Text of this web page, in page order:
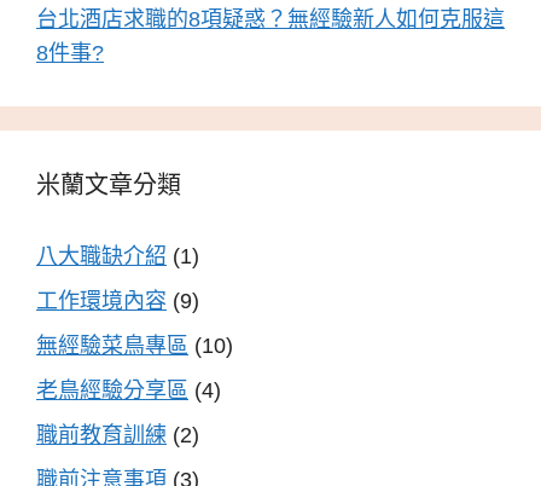
台北酒店求職的8項疑惑？無經驗新人如何克服這
8件事?
米蘭文章分類
八大職缺介紹 (1)
工作環境內容 (9)
無經驗菜鳥專區 (10)
老鳥經驗分享區 (4)
職前教育訓練 (2)
職前注意事項 (3)